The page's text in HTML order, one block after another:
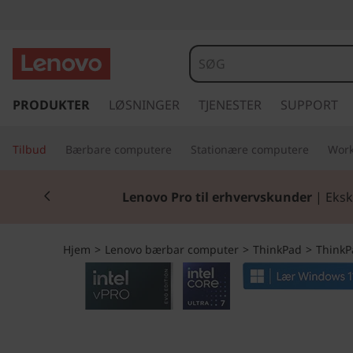
h
n
k
p
n
PRODUKTER LØSNINGER TJENESTER SUPPORT
Tilbud Bærbare computere Stationære computere
Lenovo Pro til erhvervskunder |
Hjem > Lenovo bærbar computer > ThinkPad >